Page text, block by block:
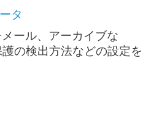
タ
ール、アーカイブな
の検出方法などの設定を